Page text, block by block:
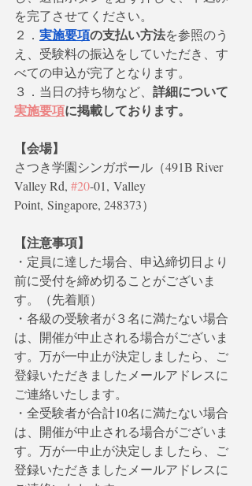
を完了させてください。
２． 実施要項の支払い方法を参照のう
え、受験料の振込をしていただき、す
べての申込が完了となります。
３．当日の持ち物など、 詳細について
実施要項に掲載しております。
【会場】
さつき学園シンガポール（491B River
Valley Rd, #20-01, Valley
Point, Singapore, 248373）
【注意事項】
・定員に達した場合、申込締切日より
前に受付を締め切ることがございま
す。（先着順）
・各級の受験者が３名に満たない場合
は、開催が中止される場合がございま
す。万が一中止が決定しましたら、ご
登録いただきましたメールアドレスに
ご連絡いたします。
・全受験者が合計10名に満たない場合
は、開催が中止される場合がございま
す。万が一中止が決定しましたら、ご
登録いただきましたメールアドレスに